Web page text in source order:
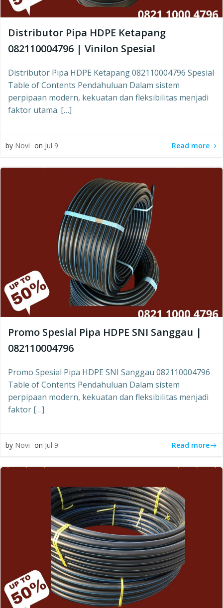
Distributor Pipa HDPE Ketapang
082110004796 | Vinilon Spesial
Distributor Pipa HDPE Ketapang 082110004796 Spesial
Table of Contents Pendahuluan Dalam sistem
perpipaan modern, kekuatan dan fleksibilitas menjadi
faktor utama. […]
by Novi on Jul 9 Read more
Promo Spesial Pipa HDPE SNI Sanggau |
082110004796
Promo Spesial Pipa HDPE SNI Sanggau 082110004796
Table of Contents Pendahuluan Dalam sistem
perpipaan modern, kekuatan dan fleksibilitas menjadi
faktor […]
by Novi on Jul 9 Read more